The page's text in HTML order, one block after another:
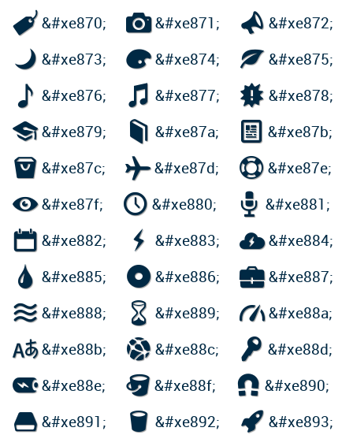
&#xe870; &#xe871;  &#xe872;
 &#xe873; &#xe874; &#xe875;
 &#xe876;  &#xe877;  &#xe878;
&#xe879;  &#xe87a;  &#xe87b;
 &#xe87c; &#xe87d; &#xe87e;
&#xe87f;  &#xe880;  &#xe881;
&#xe882;  &#xe883; &#xe884;
 &#xe885; &#xe886; &#xe887;
&#xe888;  &#xe889; &#xe88a;
&#xe88b; &#xe88c;  &#xe88d;
&#xe88e; &#xe88f;  &#xe890;
&#xe891;  &#xe892;  &#xe893;